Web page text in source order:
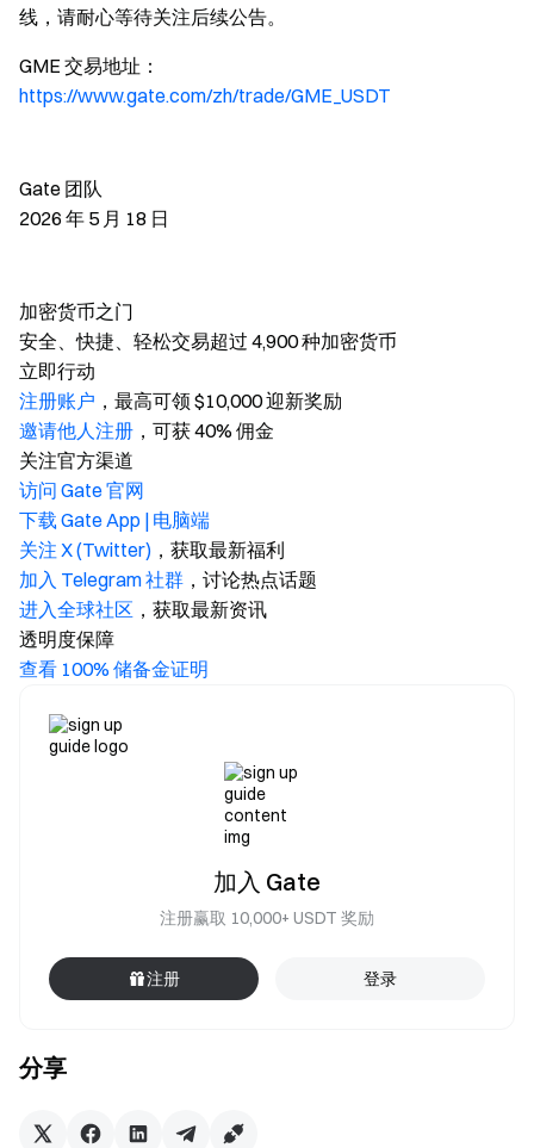
线，请耐心等待关注后续公告。
GME 交易地址：
https://www.gate.com/zh/trade/GME_USDT
Gate 团队
2026 年 5 月 18 日
加密货币之门
安全、快捷、轻松交易超过 4,900 种加密货币
立即行动
注册账户 ，最高可领 $10,000 迎新奖励
邀请他人注册 ，可获 40% 佣金
关注官方渠道
访问 Gate 官网
下载 Gate App | 电脑端
关注 X (Twitter) ，获取最新福利
加入 Telegram 社群 ，讨论热点话题
进入全球社区 ，获取最新资讯
透明度保障
查看 100% 储备金证明
分享
加入 Gate
注册赢取 10,000+ USDT 奖励
注册 登录